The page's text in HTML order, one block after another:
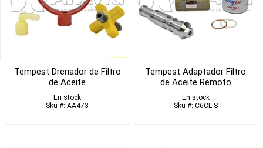
Tempest Drenador de Filtro
de Aceite
En stock
Sku #: AA473
Tempest Adaptador Filtro
de Aceite Remoto
En stock
Sku #: C6CL-S
MOTOR